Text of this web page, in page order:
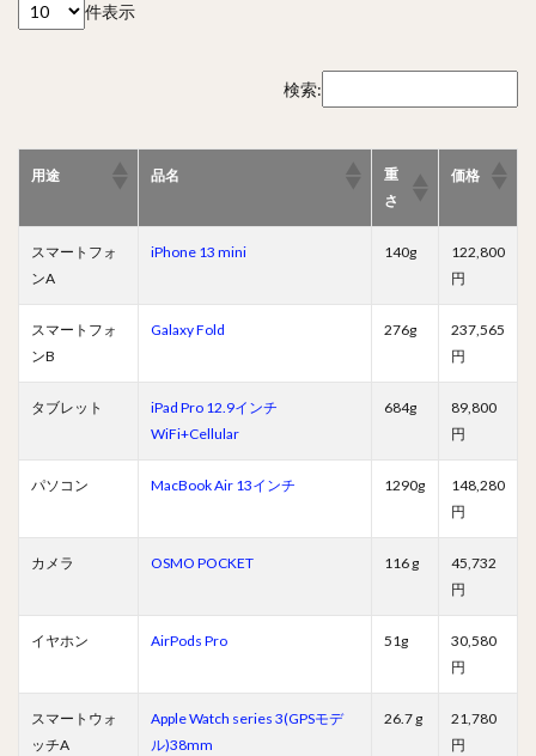
件表示
検索:
用途 品名
重
さ
価格
スマートフォ
ンA
iPhone 13 mini 140g
122,800
円
スマートフォ
ンB
Galaxy Fold 276g
237,565
円
タブレット
iPad Pro 12.9インチ
WiFi+Cellular
684g
89,800
円
パソコン MacBook Air 13インチ 1290g
148,280
円
カメラ OSMO POCKET 116 g
45,732
円
イヤホン AirPods Pro 51g
30,580
円
スマートウォ
ッチA
Apple Watch series 3(GPSモデ
ル)38mm
26.7 g
21,780
円